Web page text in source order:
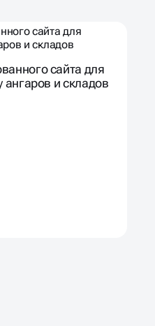
сайта для
ангаров и складов